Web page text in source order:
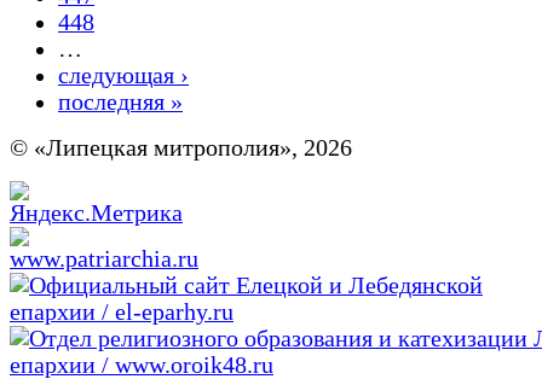
448
…
следующая ›
последняя »
© «Липецкая митрополия», 2026